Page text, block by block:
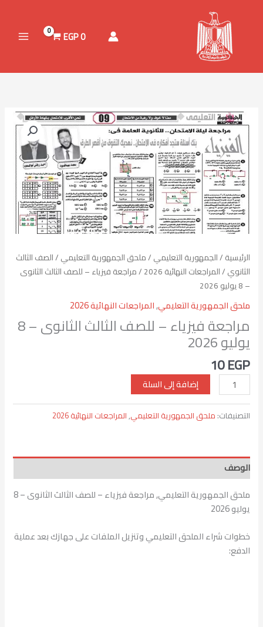
0
EGP
الرئيسية /الجمهورية التعليمي /ملحق الجمهورية التعليمي /الصف الثالث
الثانوي /المراجعات النهائية 2026
/ مراجعة فيزياء – للصف الثالث الثانوى
– 8 يوليو 2026
ملحق الجمهورية التعليمي,المراجعات النهائية 2026
مراجعة فيزياء – للصف الثالث الثانوى – 8
يوليو 2026
10EGP
كمية
مراجعة
فيزياء
–
للصف
الثالث
الثانوى
–
8
2026
إضافة إلى السلة
التصنيفات: ملحق الجمهورية التعليمي,المراجعات النهائية 2026
الوصف
ملحق الجمهورية التعليمي, مراجعة فيزياء – للصف الثالث الثانوى – 8
يوليو 2026
خطوات شراء الملحق التعليمي وتنزيل الملفات على جهازك بعد عملية
الدفع: